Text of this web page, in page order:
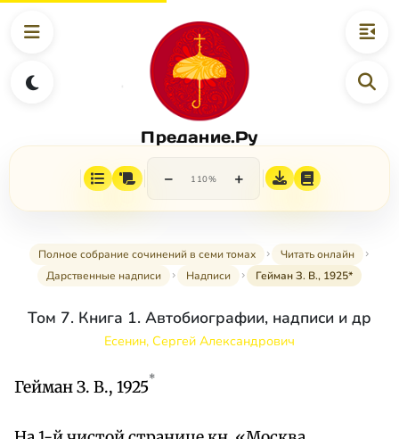
Предание.Ру
− 110% +
Полное собрание сочинений в семи томах
Читать онлайн
Дарственные надписи
Надписи Гейман З. В., 1925*
Том 7. Книга 1. Автобиографии, надписи и др
Есенин, Сергей Александрович
Гейман З. В., 1925*